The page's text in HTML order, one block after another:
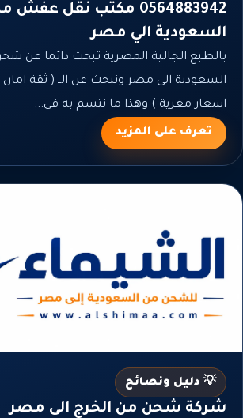
0564883942 مكتب نقل عفش
السعودية الي مصر
بالطبع الجالية المصرية تبحث دائما عن
السعودية الى مصر ونبحث عن الــ ( ثقة
اسعار مغرية ) وهذا ما نتسم به فى...
تعرف على المزيد
💡 دليل ونصائح
شركة شحن من الخرج الى مصر